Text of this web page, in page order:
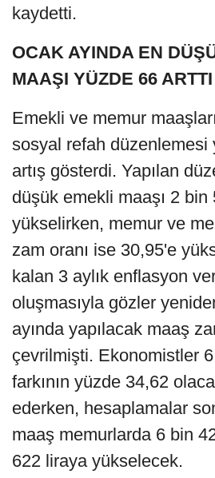
kaydetti.
OCAK AYINDA EN
MAAŞI YÜZDE 66 ARTTI
Emekli ve memur
sosyal refah düzenlemesi
artış gösterdi. Yapılan
düşük emekli maaşı 2 bin
yükselirken, memur ve
zam oranı ise 30,95'e
kalan 3 aylık enflasyon
oluşmasıyla gözler
ayında yapılacak maaş
çevrilmişti. Ekonomistler
farkının yüzde 34,62
ederken, hesaplamalar
maaş memurlarda 6 bin
622 liraya yükselecek.